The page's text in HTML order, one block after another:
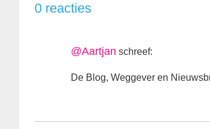
0 reacties
@Aartjan schreef:
De Blog, Weggever en